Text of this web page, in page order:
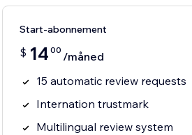
Start-abonnement
$ 14 00 /måned
15 automatic review requests
Internation trustmark
Multilingual review system